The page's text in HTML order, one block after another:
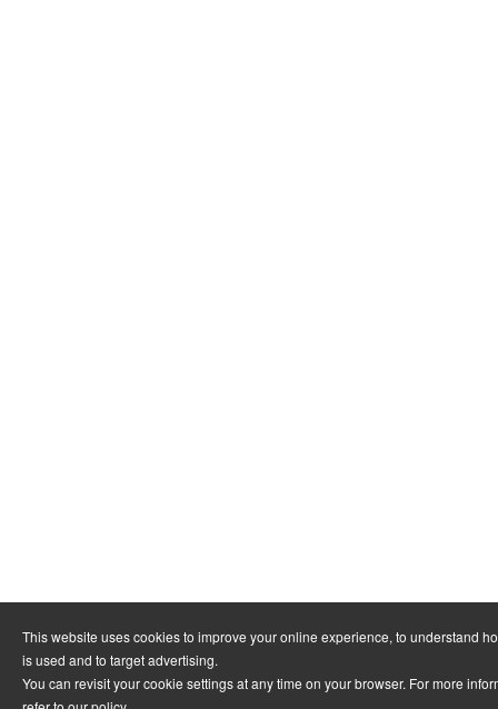
This website uses cookies to improve your online experience, to understand
is used and to target advertising.
You can revisit your cookie settings at any time on your browser. For more